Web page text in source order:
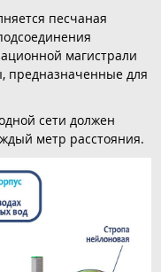
песчаная
магистрали
предназначенные для
сети должен
метр расстояния.